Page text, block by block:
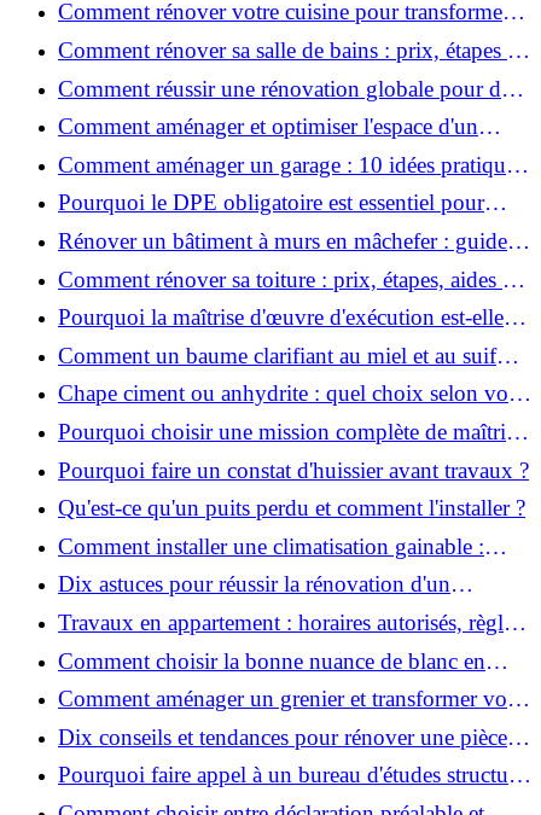
Comment rénover votre cuisine pour transformer
votre espace de vie ?
Comment rénover sa salle de bains : prix, étapes et
astuces ?
Comment réussir une rénovation globale pour des
économies et un confort durables?
Comment aménager et optimiser l'espace d'un
studio : 10 astuces pratiques ?
Comment aménager un garage : 10 idées pratiques
et efficaces ?
Pourquoi le DPE obligatoire est essentiel pour
vendre ou louer un bien ?
Rénover un bâtiment à murs en mâchefer : guide
pratique et solutions
Comment rénover sa toiture : prix, étapes, aides et
réglementation ?
Pourquoi la maîtrise d'œuvre d'exécution est-elle
indispensable pour vos chantiers ?
Comment un baume clarifiant au miel et au suif
peut-il purifier la peau ?
Chape ciment ou anhydrite : quel choix selon votre
projet ?
Pourquoi choisir une mission complète de maîtrise
d’œuvre pour réussir vos projets?
Pourquoi faire un constat d'huissier avant travaux ?
Qu'est-ce qu'un puits perdu et comment l'installer ?
Comment installer une climatisation gainable :
coût, étapes et conseils ?
Dix astuces pour réussir la rénovation d'un
appartement
Travaux en appartement : horaires autorisés, règles
et bonnes pratiques
Comment choisir la bonne nuance de blanc en
décoration et éviter les pièges ?
Comment aménager un grenier et transformer vos
combles en espace habitable ?
Dix conseils et tendances pour rénover une pièce
de la maison
Pourquoi faire appel à un bureau d'études structure
pour garantir la sécurité de vos rénovations ?